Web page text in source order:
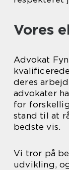
Vores
Advokat
deres
advokater
for
stand til at
bedste vis.
Vi tror på
udvikling,